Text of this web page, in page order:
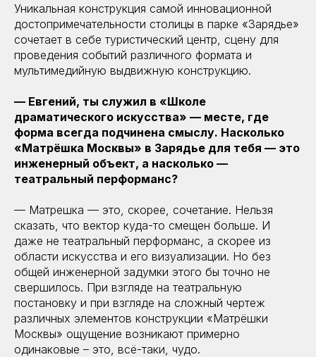
Уникальная конструкция самой инновационной
достопримечательности столицы в парке «Зарядье»
сочетает в себе туристический центр, сцену для
проведения событий различного формата и
мультимедийную выдвижную конструкцию.
— Евгений, ты служил в «Школе
драматического искусства» — месте, где
форма всегда подчинена смыслу. Насколько
«Матрёшка Москвы» в Зарядье для тебя — это
инженерный объект, а насколько —
театральный перформанс?
— Матрешка — это, скорее, сочетание. Нельзя
сказать, что вектор куда-то смещен больше. И
даже не театральный перформанс, а скорее из
области искусства и его визуализации. Но без
общей инженерной задумки этого бы точно не
свершилось. При взгляде на театральную
постановку и при взгляде на сложный чертеж
различных элементов конструкции «Матрёшки
Москвы» ощущение возникают примерно
одинаковые – это, всё-таки, чудо.